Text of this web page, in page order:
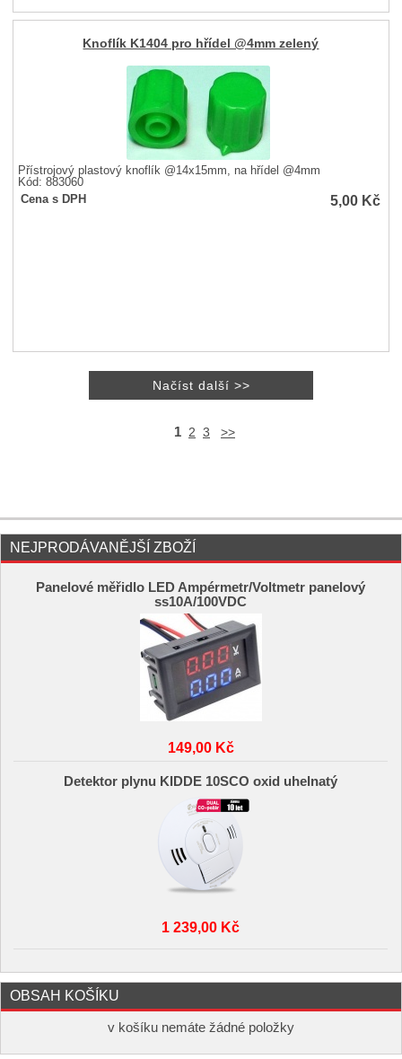
Knoflík K1404 pro hřídel @4mm zelený
Přístrojový plastový knoflík @14x15mm, na hřídel @4mm
Kód: 883060
Cena s DPH
5,00 Kč
1 2 3 >>
NEJPRODÁVANĚJŠÍ ZBOŽÍ
Panelové měřidlo LED Ampérmetr/Voltmetr panelový
ss10A/100VDC
149,00 Kč
Detektor plynu KIDDE 10SCO oxid uhelnatý
1 239,00 Kč
OBSAH KOŠÍKU
v košíku nemáte žádné položky